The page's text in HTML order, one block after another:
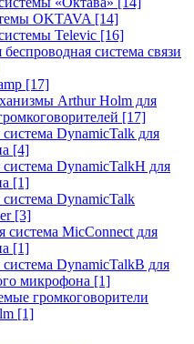
OKTAVA [14]
Televic [16]
система связи
[17]
Arthur Holm для
[17]
DynamicTalk для
[4]
DynamicTalkH для
[1]
DynamicTalk
[3]
система MicConnect для
[1]
DynamicTalkB для
микрофона [1]
громкоговорители
[1]